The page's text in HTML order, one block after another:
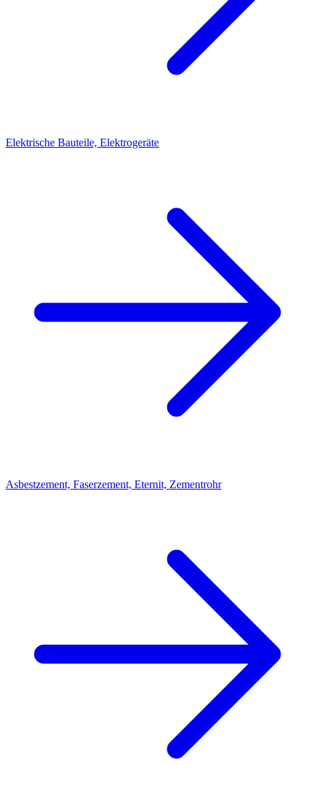
Elektrische Bauteile, Elektrogeräte
Asbestzement, Faserzement, Eternit, Zementrohr